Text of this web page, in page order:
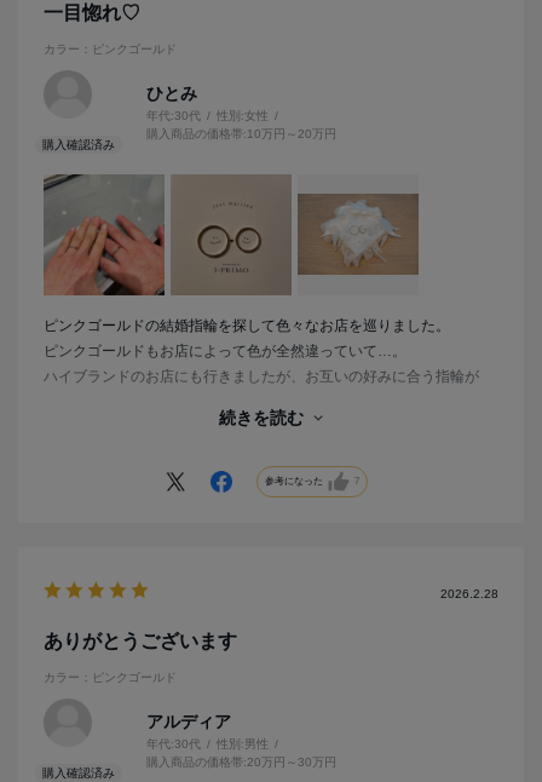
一目惚れ♡
カラー：ピンクゴールド
ひとみ
年代:30代 性別:女性
購入商品の価格帯:10万円～20万円
ピンクゴールドの結婚指輪を探して色々なお店を巡りました。
ピンクゴールドもお店によって色が全然違っていて…。
ハイブランドのお店にも行きましたが、お互いの好みに合う指輪が
夫がこだわっていた鍛造。私が好きなデザイン。ピンクゴールドの色
太さも太過ぎず、細過ぎず。
斜めに入ったラインとダイヤでで指もすらっと見えて、とてもお気に
続きを読む
参考になった 7
2026.2.28
ありがとうございます
カラー：ピンクゴールド
アルディア
年代:30代 性別:男性
購入商品の価格帯:20万円～30万円